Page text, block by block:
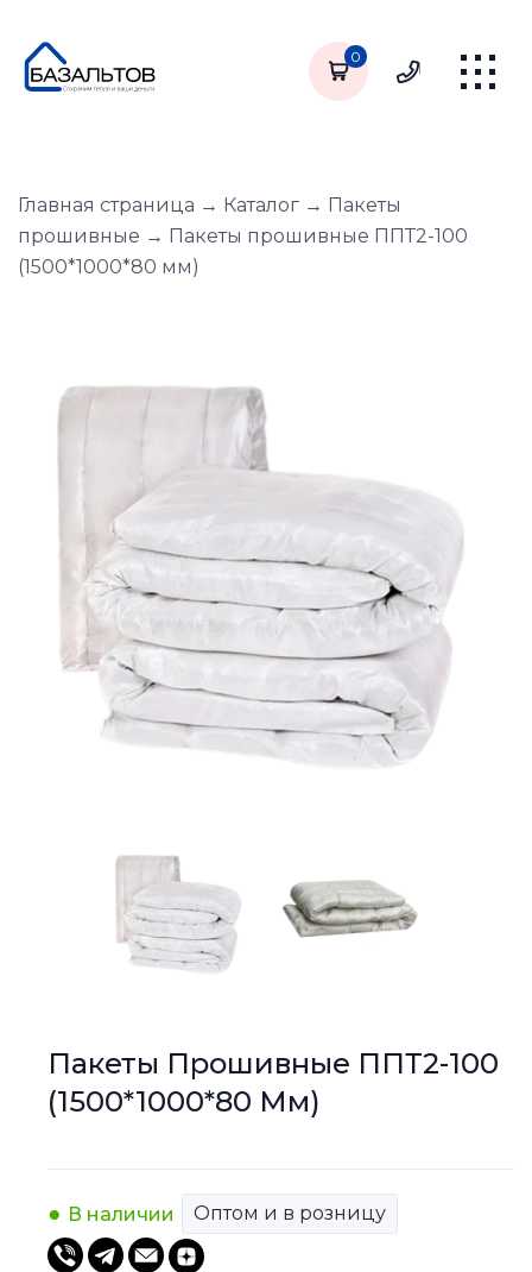
0
Главная страница → Каталог → Пакеты
прошивные → Пакеты прошивные ППТ2-100
(1500*1000*80 мм)
Пакеты Прошивные ППТ2-100
(1500*1000*80 Мм)
В наличии Оптом и в розницу